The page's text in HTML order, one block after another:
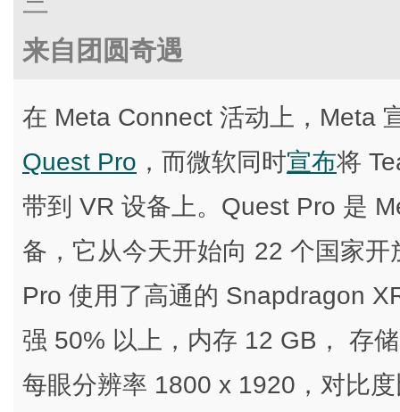
来自团圆奇遇
在 Meta Connect 活动上，Meta
Quest Pro ，而微软同时宣布将
带到 VR 设备上。Quest Pro 是
备，它从今天开始向 22 个国家
Pro 使用了高通的 Snapdragon
强 50% 以上，内存 12 GB， 存
每眼分辨率 1800 x 1920，对比